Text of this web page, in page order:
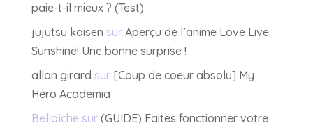
paie-t-il mieux ? (Test)
jujutsu kaisen sur Aperçu de l’anime Love Live
Sunshine! Une bonne surprise !
allan girard sur [Coup de coeur absolu] My
Hero Academia
Bellaïche sur (GUIDE) Faites fonctionner votre